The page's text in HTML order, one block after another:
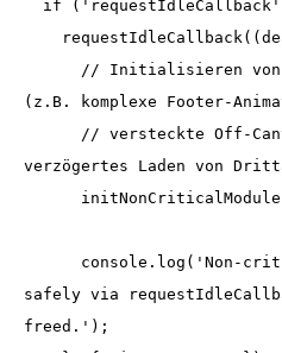
(z.B. komplexe Footer-
verzögertes Laden von
safely via
freed.');